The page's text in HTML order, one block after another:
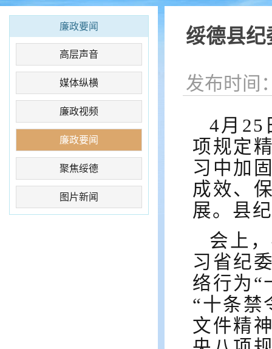
廉政要闻
高层声音
媒体纵横
廉政视频
廉政要闻
聚焦绥德
图片新闻
绥德县
发布时间
4月25
项规定
习中加
成效、
展。县
会上
习省纪
络行为“
“十条禁
文件精